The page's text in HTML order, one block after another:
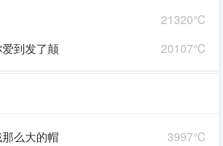
21320℃
20107℃
到发了颠
3997℃
么大的帽